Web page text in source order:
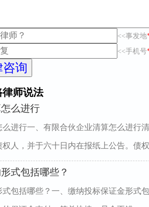
<<事发地
<<手机号
师说法
么进行
进行一、有限合伙企业清算怎么进行
人，并于六十日内在报纸上公告。债
式包括哪些？
包括哪些？一、缴纳投标保证金形式